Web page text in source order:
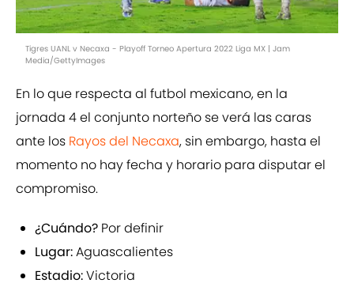
Tigres UANL v Necaxa - Playoff Torneo Apertura 2022 Liga MX | Jam
Media/GettyImages
En lo que respecta al futbol mexicano, en la
jornada 4 el conjunto norteño se verá las caras
ante los Rayos del Necaxa, sin embargo, hasta el
momento no hay fecha y horario para disputar el
compromiso.
¿Cuándo? Por definir
Lugar:Aguascalientes
Estadio:Victoria